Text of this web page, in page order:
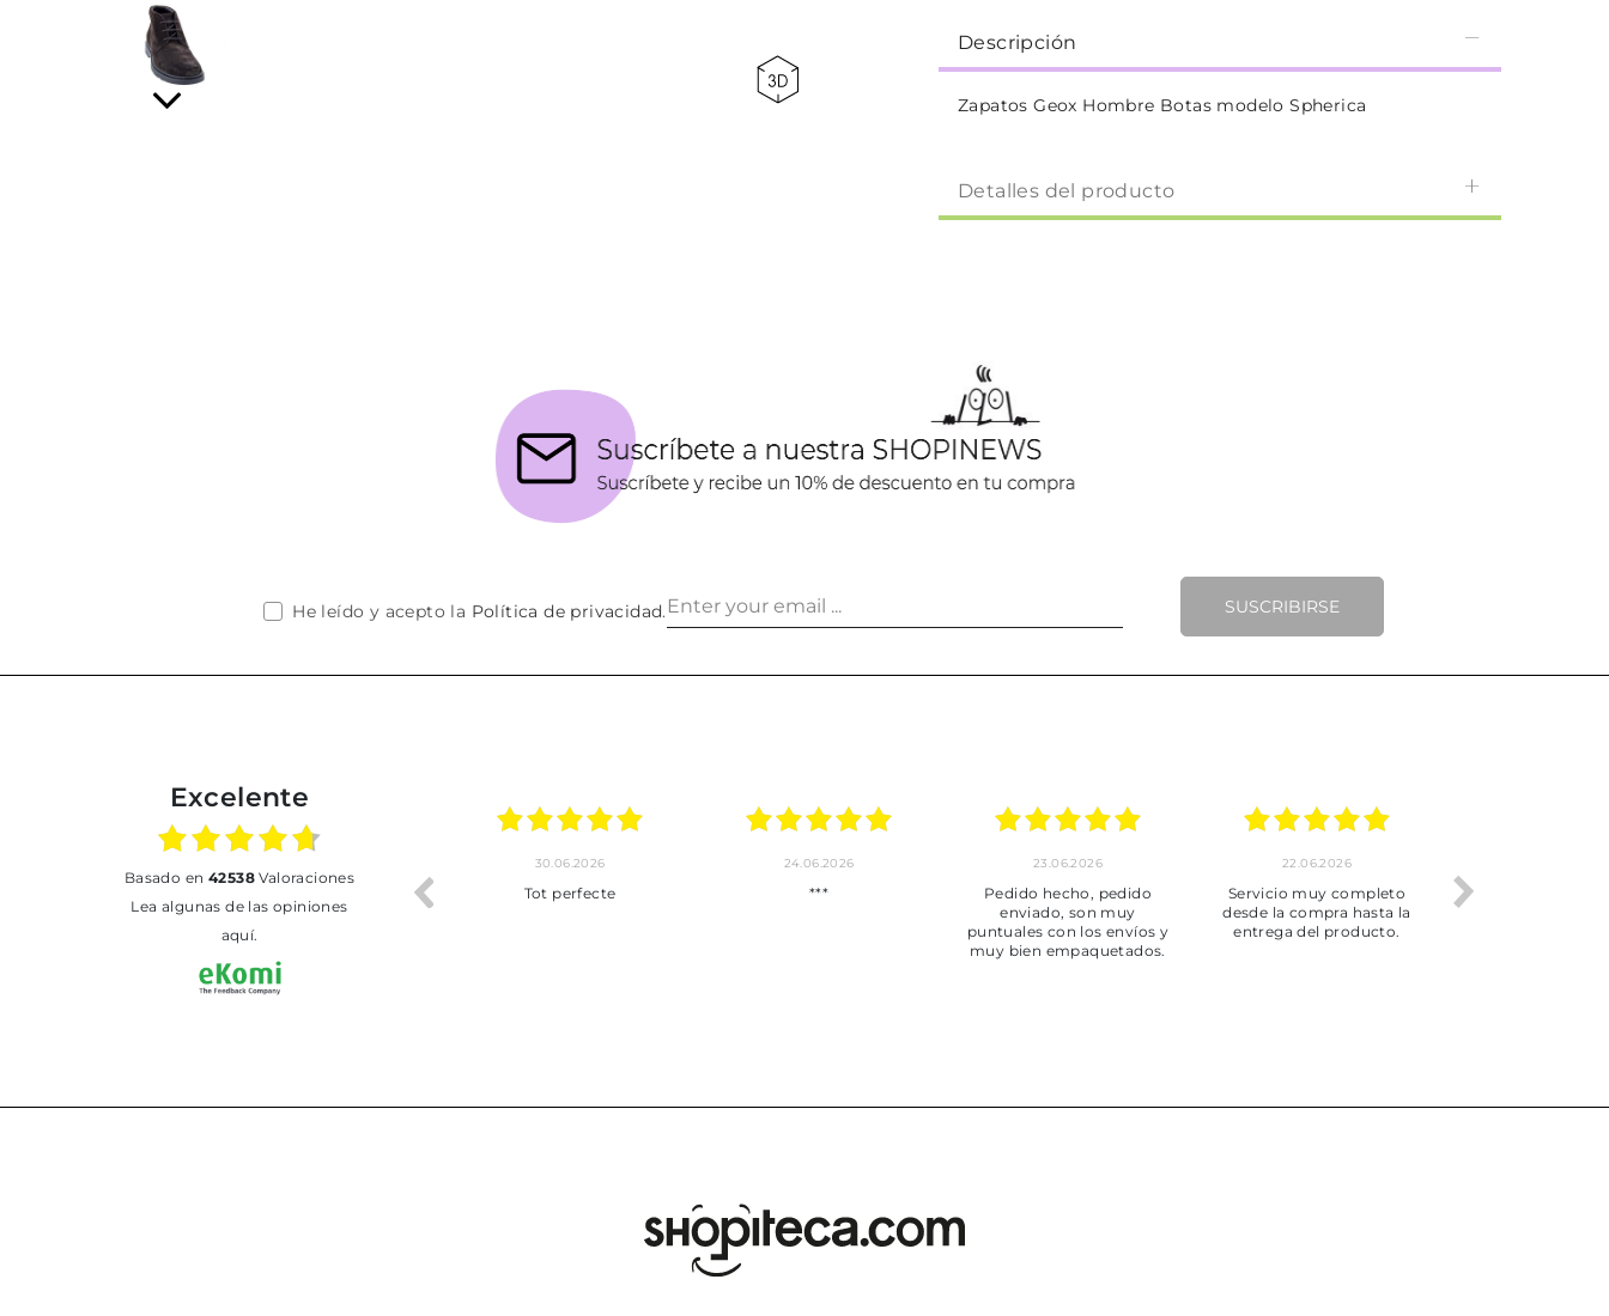
Descripción
Zapatos Geox Hombre Botas modelo Spherica
Detalles del producto
SUSCRIBIRSE
He leído y acepto la Política de privacidad.
Excelente
basado en 42538Valoraciones
Lea algunas de las opiniones
aquí.
30.06.2026
Tot perfecte
24.06.2026
***
23.06.2026
Pedido hecho, pedido
enviado, son muy
puntuales con los envíos y
muy bien empaquetados.
22.06.2026
Servicio muy completo
desde la compra hasta la
entrega del producto.